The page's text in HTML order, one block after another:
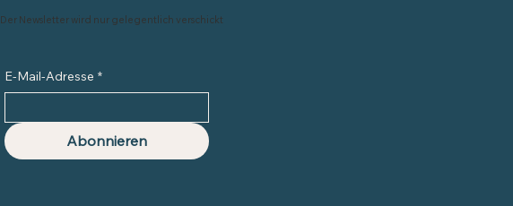
Der Newsletter wird nur gelegentlich verschickt
E-Mail-Adresse *
Abonnieren